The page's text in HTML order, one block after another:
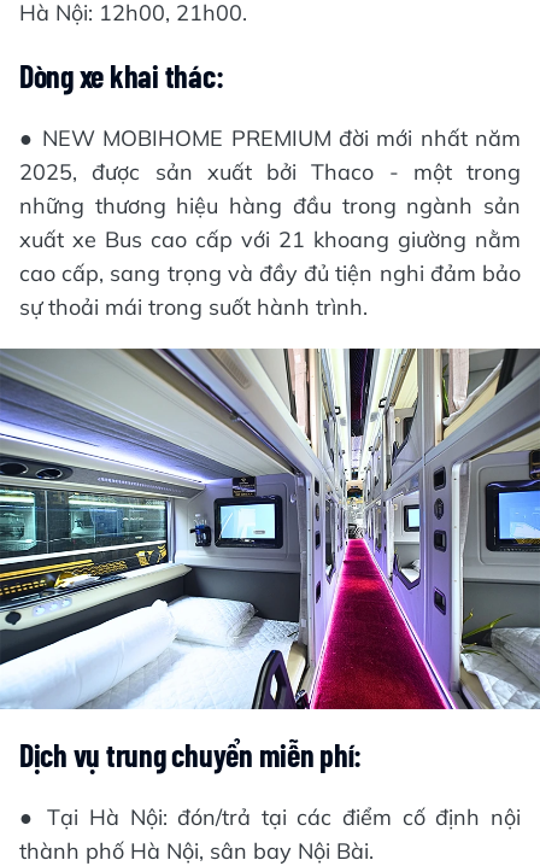
Hà Nội: 12h00, 21h00.
Dòng xe khai thác:
● NEW MOBIHOME PREMIUM đời mới nhất năm
2025, được sản xuất bởi Thaco - một trong
những thương hiệu hàng đầu trong ngành sản
xuất xe Bus cao cấp với 21 khoang giường nằm
cao cấp, sang trọng và đầy đủ tiện nghi đảm bảo
sự thoải mái trong suốt hành trình.
Dịch vụ trung chuyển miễn phí:
● Tại Hà Nội: đón/trả tại các điểm cố định nội
thành phố Hà Nội, sân bay Nội Bài.